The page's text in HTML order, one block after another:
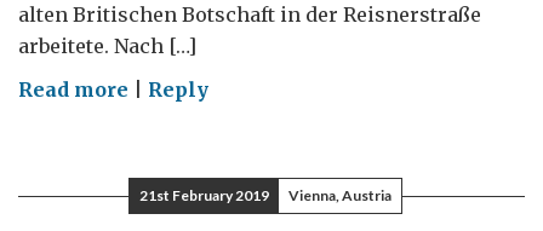
alten Britischen Botschaft in der Reisnerstraße
arbeitete. Nach […]
Read more on
ein
„dritter
Reply
21st February 2019 Vienna, Austria